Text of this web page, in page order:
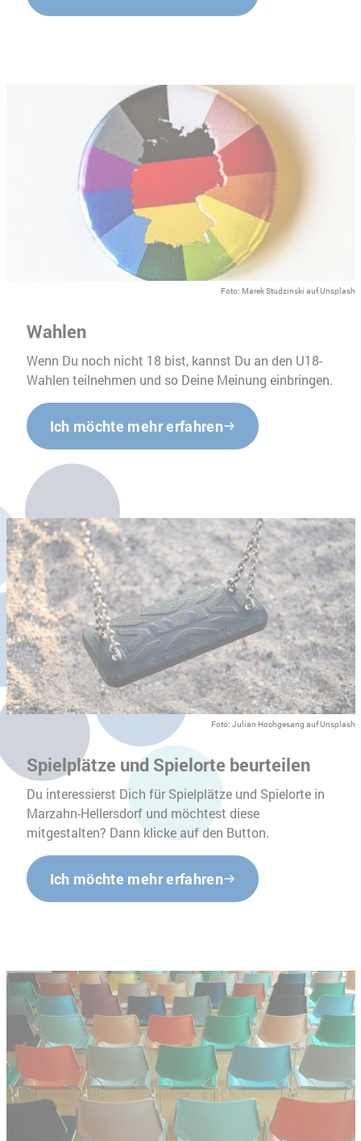
Foto: Marek Studzinski auf Unsplash
Wahlen
Wenn Du noch nicht 18 bist, kannst Du an den U18-
Wahlen teilnehmen und so Deine Meinung einbringen.
Ich möchte mehr erfahren
Foto: Julian Hochgesang auf Unsplash
Spielplätze und Spielorte beurteilen
Du interessierst Dich für Spielplätze und Spielorte in
Marzahn-Hellersdorf und möchtest diese
mitgestalten? Dann klicke auf den Button.
Ich möchte mehr erfahren